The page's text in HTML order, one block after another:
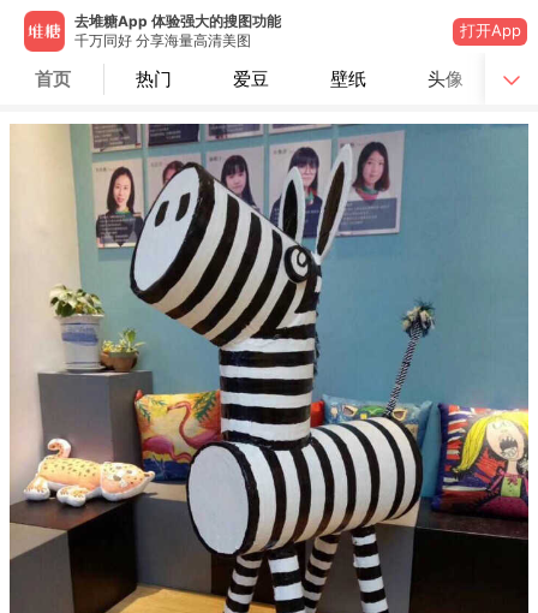
去堆糖App 体验强大的搜图功能
千万同好 分享海量高清美图
打开App
首页 热门 爱豆 壁纸 头像